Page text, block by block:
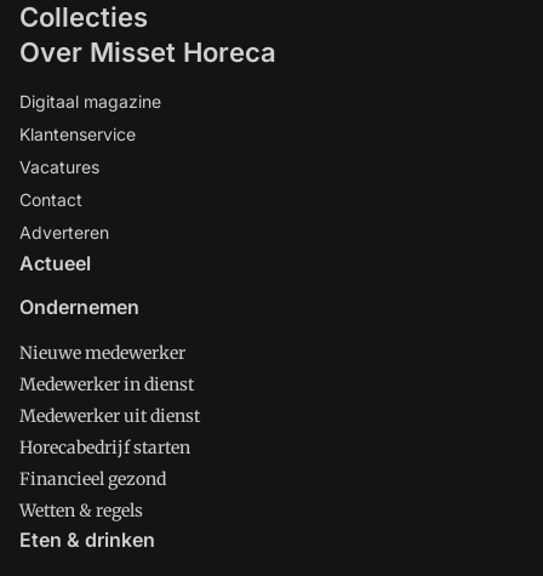
Collecties
Over Misset Horeca
Digitaal magazine
Klantenservice
Vacatures
Contact
Adverteren
Actueel
Ondernemen
Nieuwe medewerker
Medewerker in dienst
Medewerker uit dienst
Horecabedrijf starten
Financieel gezond
Wetten & regels
Eten & drinken